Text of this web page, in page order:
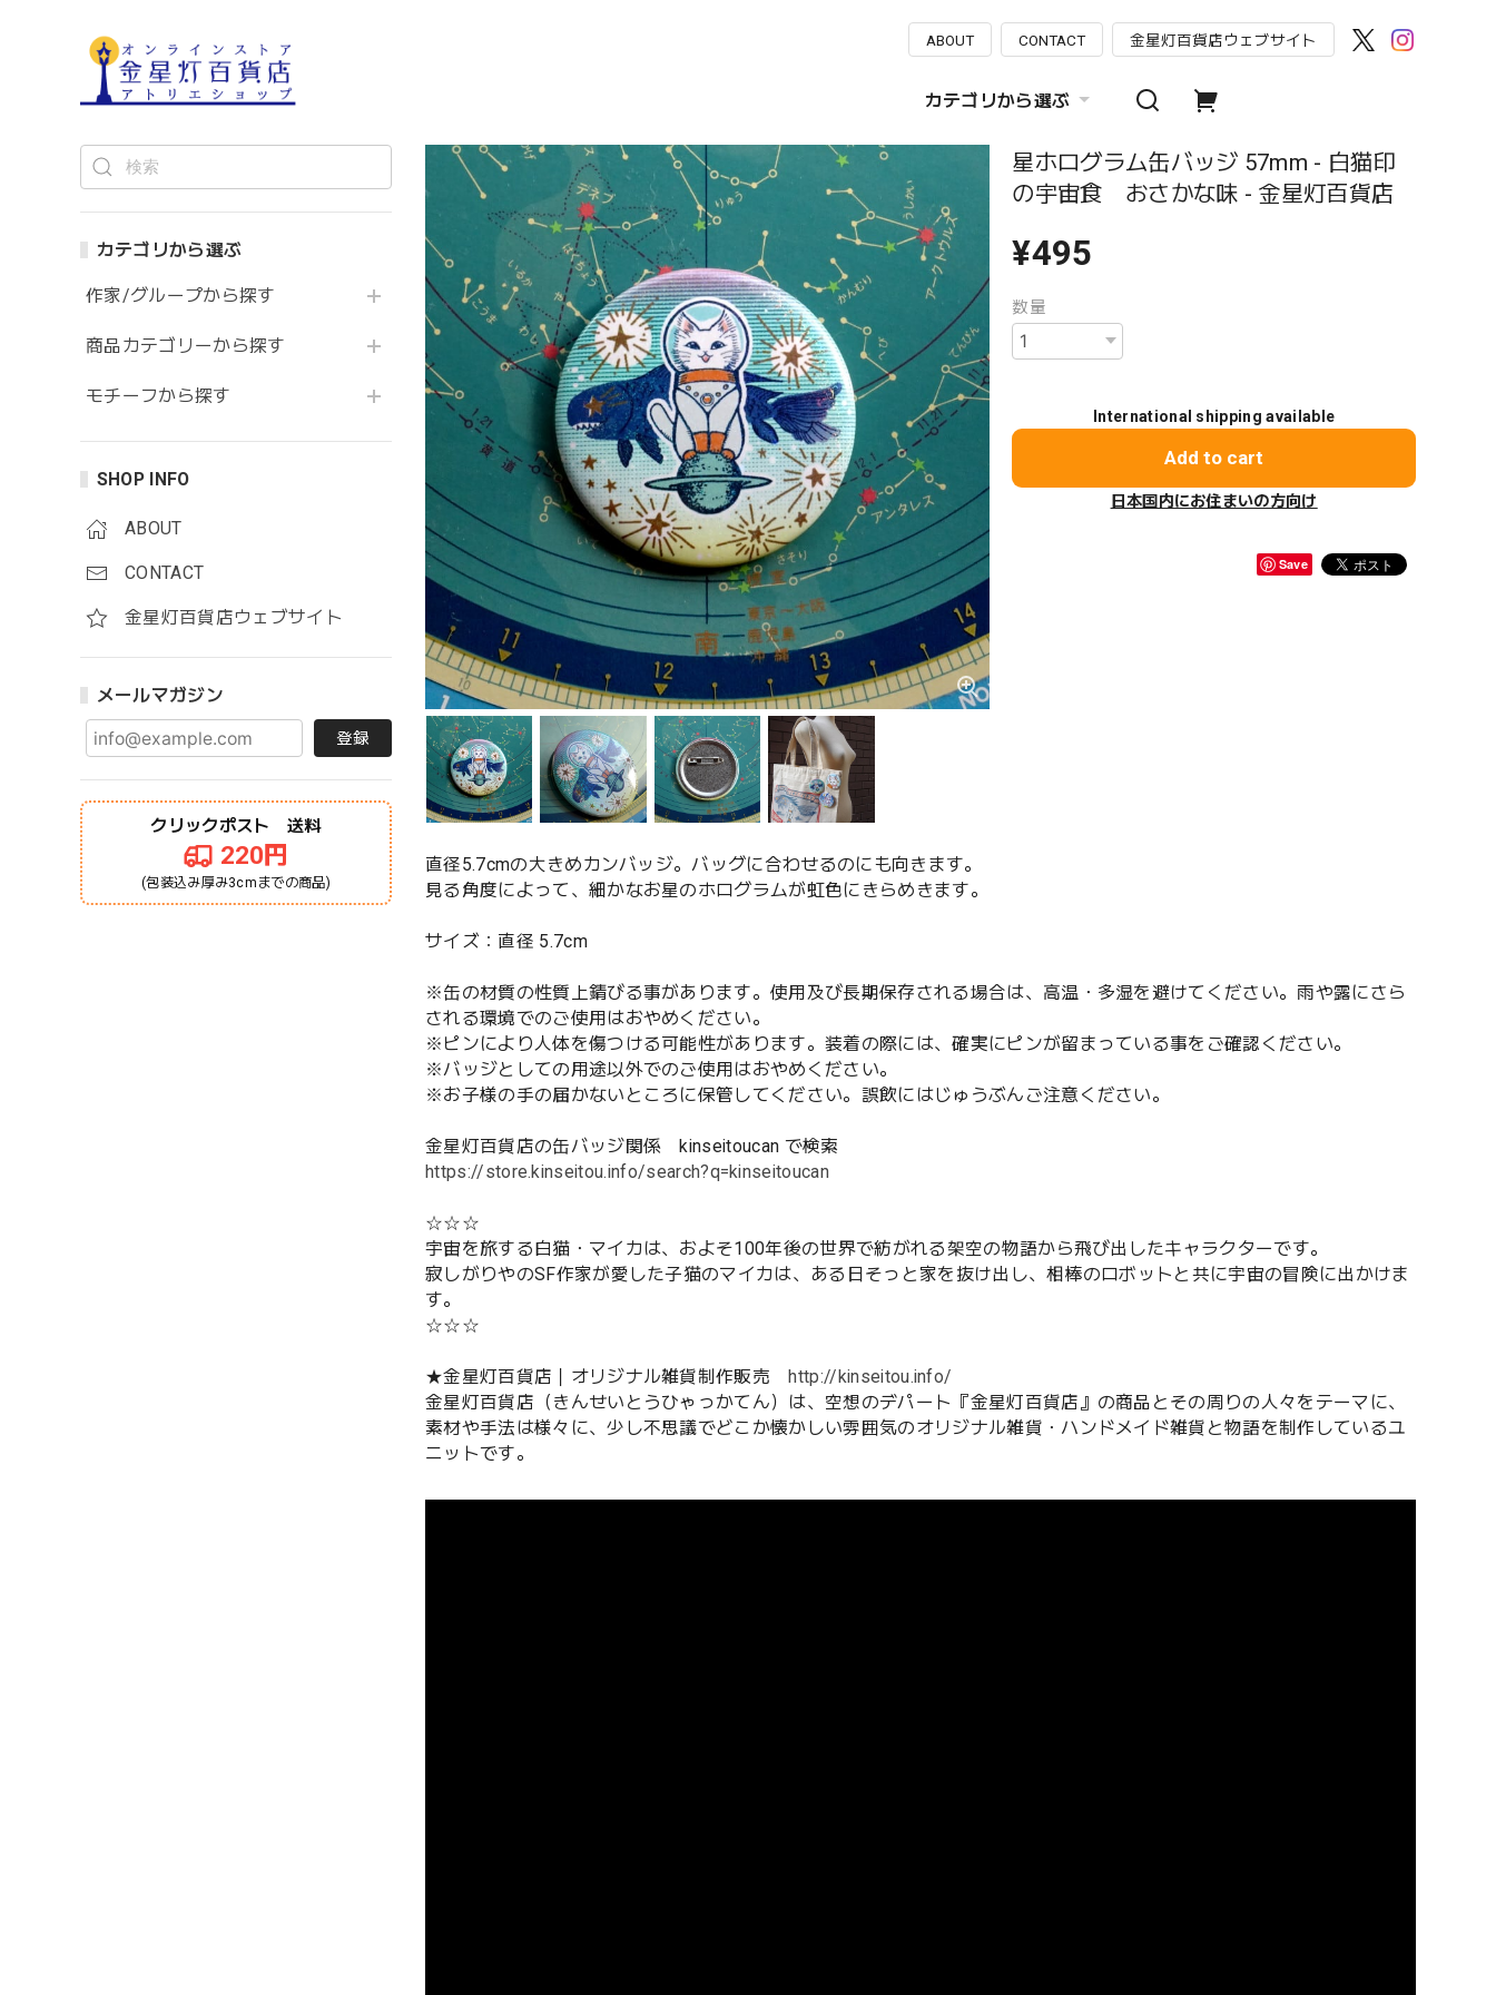
ABOUT CONTACT 金星灯百貨店ウェブサイト
カテゴリから選ぶ
カテゴリから選ぶ
作家/グループから探す
商品カテゴリーから探す
モチーフから探す
SHOP INFO
ABOUT
CONTACT
金星灯百貨店ウェブサイト
メールマガジン
登録
クリックポスト 送料
220円
(包装込み厚み3cmまでの商品)
星ホログラム缶バッジ 57mm - 白猫印
の宇宙食 おさかな味 - 金星灯百貨店
¥495
数量
International shipping available
Add to cart
日本国内にお住まいの方向け
Save
直径5.7cmの大きめカンバッジ。バッグに合わせるのにも向きます。
見る角度によって、細かなお星のホログラムが虹色にきらめきます。
サイズ：直径 5.7cm
※缶の材質の性質上錆びる事があります。使用及び長期保存される場合は、高温・多湿を避けてください。雨や露にさら
される環境でのご使用はおやめください。
※ピンにより人体を傷つける可能性があります。装着の際には、確実にピンが留まっている事をご確認ください。
※バッジとしての用途以外でのご使用はおやめください。
※お子様の手の届かないところに保管してください。誤飲にはじゅうぶんご注意ください。
金星灯百貨店の缶バッジ関係 kinseitoucan で検索
https://store.kinseitou.info/search?q=kinseitoucan
☆☆☆
宇宙を旅する白猫・マイカは、およそ100年後の世界で紡がれる架空の物語から飛び出したキャラクターです。
寂しがりやのSF作家が愛した子猫のマイカは、ある日そっと家を抜け出し、相棒のロボットと共に宇宙の冒険に出かけま
す。
☆☆☆
★金星灯百貨店｜オリジナル雑貨制作販売http://kinseitou.info/
金星灯百貨店（きんせいとうひゃっかてん）は、空想のデパート『金星灯百貨店』の商品とその周りの人々をテーマに、
素材や手法は様々に、少し不思議でどこか懐かしい雰囲気のオリジナル雑貨・ハンドメイド雑貨と物語を制作しているユ
ニットです。